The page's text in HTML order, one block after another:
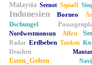
Malaysia Seenot Squall
Indonesien Borneo
Dschungel
Nordwestmonsun Affen
Radar Erdbeben Tanken
Drachen
Essen_Gehen